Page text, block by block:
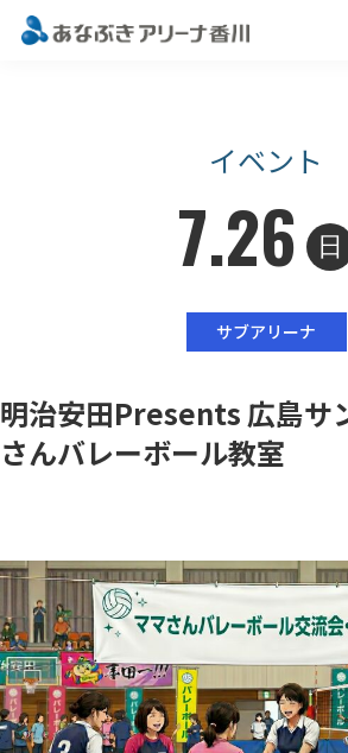
このページの本文へ移動
イベント
7.26 日
サブアリーナ
明治安田Presents 広島サ
さんバレーボール教室